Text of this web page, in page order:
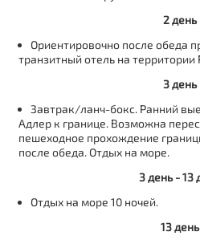
2 день
Ориентировочно после обеда
транзитный отель на
3 день
Завтрак/ланч-бокс. Ранний
Адлер к границе. Возможна
пешеходное прохождение
после обеда. Отдых на море.
3 день - 13
Отдых на море 10 ночей.
13 день